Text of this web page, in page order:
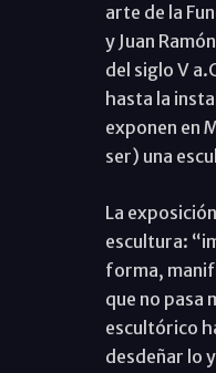
arte de la
y Juan
del siglo V
hasta la
exponen en
ser) una
La
escultura:
forma,
que no pasa
escultórico
desdeñar lo